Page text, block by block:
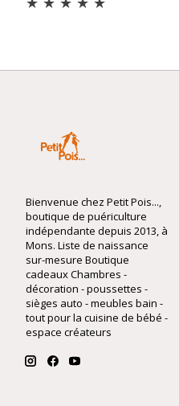
Bienvenue chez Petit Pois...,
boutique de puériculture
indépendante depuis 2013, à
Mons. Liste de naissance
sur-mesure Boutique
cadeaux Chambres -
décoration - poussettes -
sièges auto - meubles bain -
tout pour la cuisine de bébé -
espace créateurs